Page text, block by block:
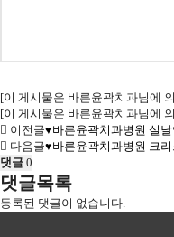
[이 게시물은 바른윤곽치과님에
[이 게시물은 바른윤곽치과님에
이전글♥바른윤곽치과병원 설
다음글♥바른윤곽치과병원 크
댓글 0
댓글목록
등록된 댓글이 없습니다.